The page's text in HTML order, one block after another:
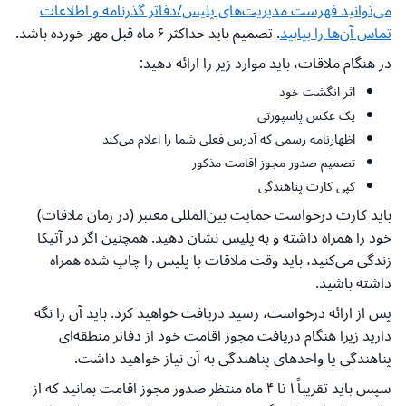
می‌توانید فهرست مدیریت‌های پلیس/دفاتر گذرنامه و اطلاعات
تماس آن‌ها را بیابید. تصمیم باید حداکثر ۶ ماه قبل مهر خورده باشد.
در هنگام ملاقات، باید موارد زیر را ارائه دهید:
اثر انگشت خود
یک عکس پاسپورتی
اظهارنامه رسمی که آدرس فعلی شما را اعلام می‌کند
تصمیم صدور مجوز اقامت مذکور
کپی کارت پناهندگی
باید کارت درخواست حمایت بین‌المللی معتبر (در زمان ملاقات)
خود را همراه داشته و به پلیس نشان دهید. همچنین اگر در آتیکا
زندگی می‌کنید، باید وقت ملاقات با پلیس را چاپ شده همراه
داشته باشید.
پس از ارائه درخواست، رسید دریافت خواهید کرد. باید آن را نگه
دارید زیرا هنگام دریافت مجوز اقامت خود از دفاتر منطقه‌ای
پناهندگی یا واحدهای پناهندگی به آن نیاز خواهید داشت.
سپس باید تقریباً ۱ تا ۴ ماه منتظر صدور مجوز اقامت بمانید که از